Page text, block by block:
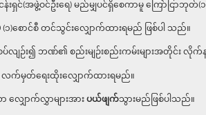
းရှင်(အဖွဲ့ဝင်ဦးရေ) မည်မျှပင်ရှိစေကာမူ ကြော်ငြာဘု
)စောင်စီ တင်သွင်းလျှောက်ထားရမည် ဖြစ်ပါ သည်။
ပ်လျဉ်း၍ ဘဏ်၏ စည်းမျဉ်းစည်းကမ်းများအတိုင်း လိုက်
လက်မှတ်ရေးထိုးလျှောက်ထားရမည်။
ျှောက်လွှာများအားပယ်ဖျက်သွားမည်ဖြစ်ပါသည်။